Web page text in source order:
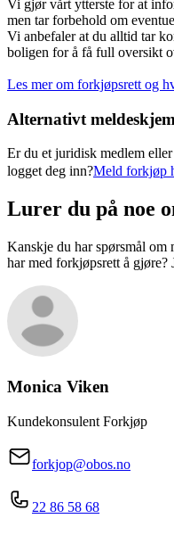
Vi gjør vårt ytterste for at
men tar forbehold om
Vi anbefaler at du alltid tar
boligen for å få full oversikt
Les mer om forkjøpsrett og
Alternativt
Er du et juridisk medlem
logget deg inn?Meld forkjøp
Lurer du på noe
Kanskje du har spørsmål om
har med forkjøpsrett å gjøre?
Monica Viken
Kundekonsulent Forkjøp
forkjop@obos.no
22 86 58 68